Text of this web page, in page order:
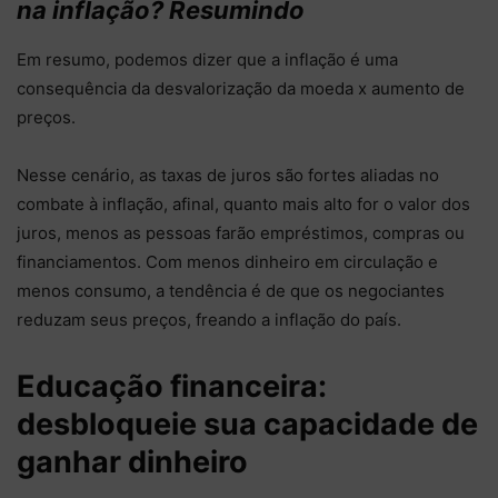
na inflação? Resumindo
Em resumo, podemos dizer que a inflação é uma
consequência da desvalorização da moeda x aumento de
preços.
Nesse cenário, as taxas de juros são fortes aliadas no
combate à inflação, afinal, quanto mais alto for o valor dos
juros, menos as pessoas farão empréstimos, compras ou
financiamentos. Com menos dinheiro em circulação e
menos consumo, a tendência é de que os negociantes
reduzam seus preços, freando a inflação do país.
Educação financeira:
desbloqueie sua capacidade de
ganhar dinheiro